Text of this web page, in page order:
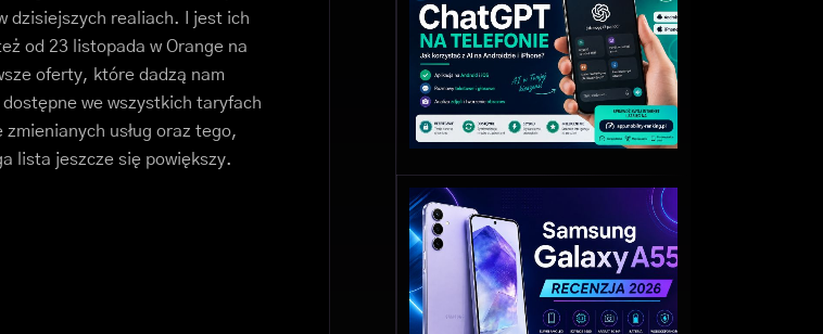
dzisiejszych realiach. I jest ich
od 23 listopada w Orange na
oferty, które dadzą nam
we wszystkich taryfach
usług oraz tego,
lista jeszcze się powiększy.